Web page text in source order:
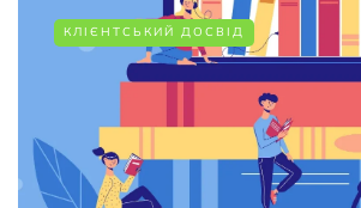
КЛІЄНТСЬКИЙ ДОСВІД